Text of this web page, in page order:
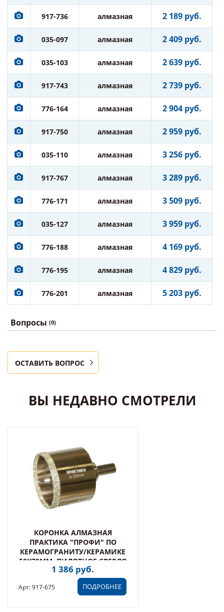
917-736 алмазная 2 189 руб.
035-097 алмазная 2 409 руб.
035-103 алмазная 2 639 руб.
917-743 алмазная 2 739 руб.
776-164 алмазная 2 904 руб.
917-750 алмазная 2 959 руб.
035-110 алмазная 3 256 руб.
917-767 алмазная 3 289 руб.
776-171 алмазная 3 509 руб.
035-127 алмазная 3 959 руб.
776-188 алмазная 4 169 руб.
776-195 алмазная 4 829 руб.
776-201 алмазная 5 203 руб.
Вопросы (0)
ОСТАВИТЬ ВОПРОС
ВЫ НЕДАВНО СМОТРЕЛИ
КОРОНКА АЛМАЗНАЯ
ПРАКТИКА "ПРОФИ" ПО
КЕРАМОГРАНИТУ/КЕРАМИКЕ
50Х70ММ, ПИЛОТНОЕ СВЕРЛО
(1ШТ) БЛИСТЕР (917-675)
1 386 руб.
ПОДРОБНЕЕ
Арт: 917-675